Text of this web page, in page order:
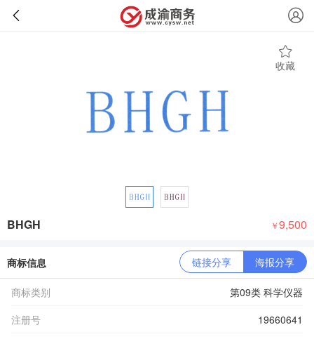
收藏
BHGH ￥9,500
商标信息 链接分享 海报分享
商标类别
第09类 科学仪器
注册号
19660641